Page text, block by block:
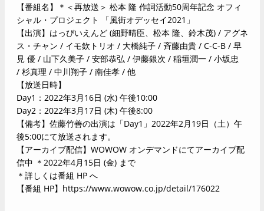
【番組名】＊＜再放送＞ 松本 隆 作詞活動50周年記念 オフィ
シャル・プロジェクト 「風街オデッセイ2021」
【出演】はっぴいえんど (細野晴臣、松本 隆、鈴木茂) / アグネ
ス・チャン / イモ欽トリオ / 大橋純子 / 斉藤由貴 / C-C-B / 早
見 優 / 山下久美子 / 安部恭弘 / 伊藤銀次 / 稲垣潤一 / 小坂忠
/ 杉真理 / 中川翔子 / 南佳孝 / 他
【放送日時】
Day1：2022年3月16日 (水) 午後10:00
Day2：2022年3月17日 (木) 午後8:00
【備考】佐藤竹善の出演は「Day1」2022年2月19日（土）午
後5:00にて放送されます。
【アーカイブ配信】WOWOW オンデマンドにてアーカイブ配
信中 ＊2022年4月15日 (金) まで
＊詳しくは番組 HP へ
【番組 HP】 https://www.wowow.co.jp/detail/176022